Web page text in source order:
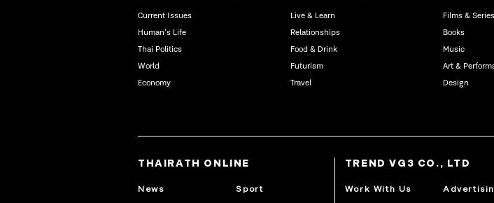
Current Issues
Human’s Life
Thai Politics
World
Economy
Live & Learn
Relationships
Food & Drink
Futurism
Travel
Films & Series
Books
Music
Art &
Design
THAIRATH ONLINE
News
Sport
TREND VG3 CO., LTD
Work With Us